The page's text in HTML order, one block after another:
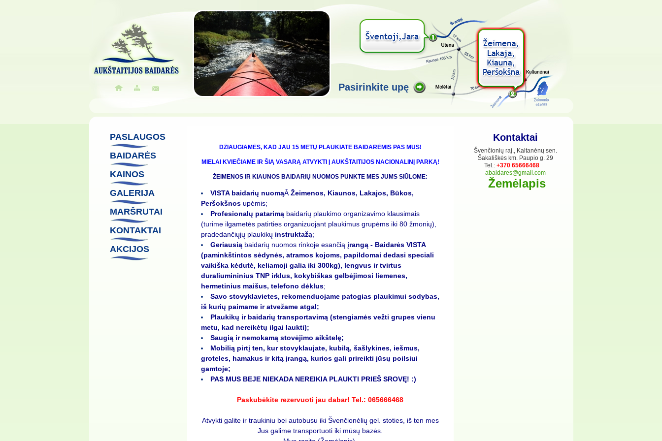
DŽIAUGIAMĖS, KAD JAU 15 METŲ PLAUKIATE BAIDARĖMIS PAS MUS!
MIELAI KVIEČIAME IR ŠIĄ VASARĄ ATVYKTI Į AUKŠTAITIJOS NACIONALINĮ PARKĄ!
ŽEIMENOS IR KIAUNOS BAIDARIŲ NUOMOS PUNKTE MES JUMS SIŪLOME:
VISTA baidarių nuomąÂ Žeimenos, Kiaunos, Lakajos, Būkos,
Peršokšnos upėmis;
Profesionalų patarimąbaidarių plaukimo organizavimo klausimais
(turime ilgametės patirties organizuojant plaukimus grupėms iki 80 žmonių),
pradedančiųjų plaukikų instruktažą;
Geriausiąbaidarių nuomos rinkoje esančią įrangą - Baidarės VISTA
(paminkštintos sėdynės, atramos kojoms, papildomai dedasi speciali
vaikiška kėdutė, keliamoji galia iki 300kg), lengvus ir tvirtus
duraliumininius TNP irklus, kokybiškas gelbėjimosi liemenes,
hermetinius maišus, telefono dėklus;
Savo stovyklavietes, rekomenduojame patogias plaukimui sodybas,
iš kurių paimame ir atvežame atgal;
Plaukikų ir baidarių transportavimą (stengiamės vežti grupes vienu
metu, kad nereikėtų ilgai laukti);
Saugią ir nemokamą stovėjimo aikštelę;
Mobilią pirtį ten, kur stovyklaujate, kubilą, šašlykines, iešmus,
groteles, hamakus ir kitą įrangą, kurios gali prireikti jūsų poilsiui
gamtoje;
PAS MUS BEJE NIEKADA NEREIKIA PLAUKTI PRIEŠ SROVĘ! :)
Paskubėkite rezervuoti jau dabar! Tel.: 065666468
Atvykti galite ir traukiniu bei autobusu iki Švenčionėlių gel. stoties, iš ten mes
Jus galime transportuoti iki mūsų bazės.
PASLAUGOS
BAIDARĖS
KAINOS
GALERIJA
MARŠRUTAI
KONTAKTAI
AKCIJOS
Kontaktai
Švenčionių raj., Kaltanėnų sen.
Šakališkės km. Paupio g. 29
Tel.: +370 65666468
abaidares@gmail.com
Žemėlapis
Pasirinkite upę